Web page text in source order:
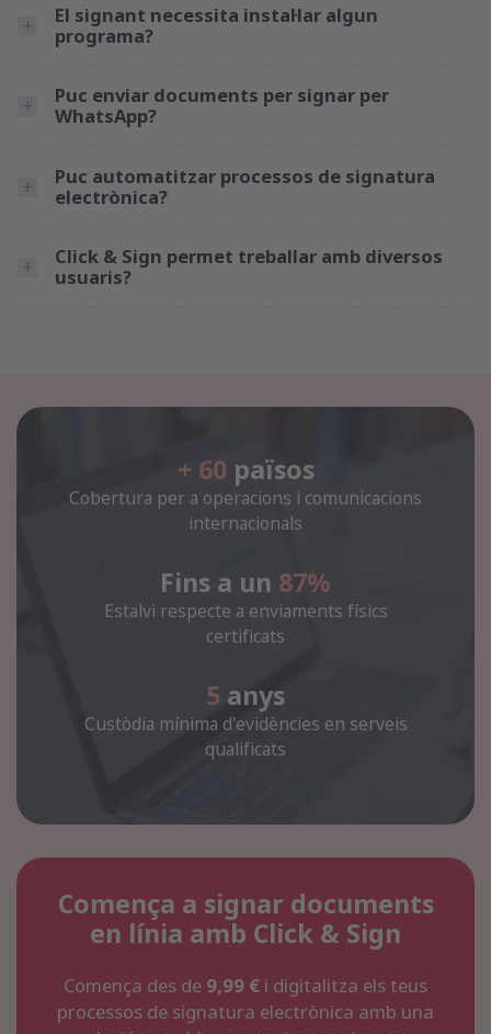
El signant necessita instal·lar algun
programa?
Puc enviar documents per signar per
WhatsApp?
Puc automatitzar processos de signatura
electrònica?
Click & Sign permet treballar amb diversos
usuaris?
+ 60països
Cobertura per a operacions i comunicacions
internacionals
Fins a un 87%
Estalvi respecte a enviaments físics
certificats
5 anys
Custòdia mínima d'evidències en serveis
qualificats
Comença a signar documents
en línia amb Click & Sign
Comença des de 9,99 € i digitalitza els teus
processos de signatura electrònica amb una